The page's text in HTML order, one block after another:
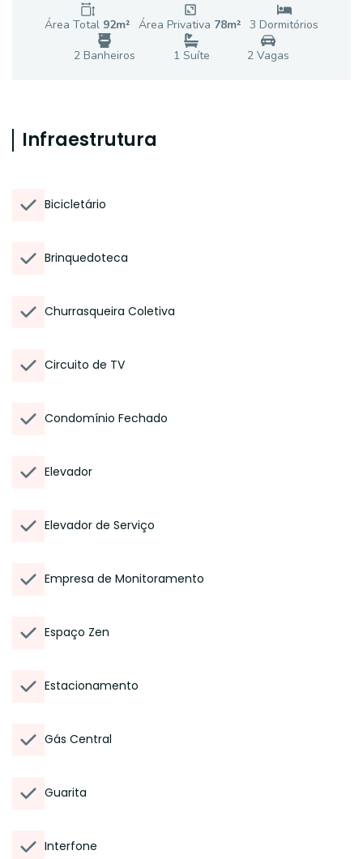
Área Total 92m² Área Privativa 78m² 3 Dormitórios
2 Banheiros 1 Suíte 2Vagas
Infraestrutura
Bicicletário
Brinquedoteca
Churrasqueira Coletiva
Circuito de TV
Condomínio Fechado
Elevador
Elevador de Serviço
Empresa de Monitoramento
Espaço Zen
Estacionamento
Gás Central
Guarita
Interfone